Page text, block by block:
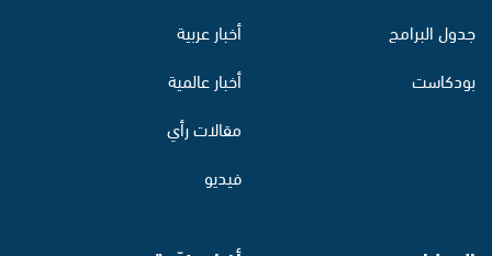
جدول البرامج
بودكاست
أخبار عربية
أخبار عالمية
مقالات رأي
فيديو